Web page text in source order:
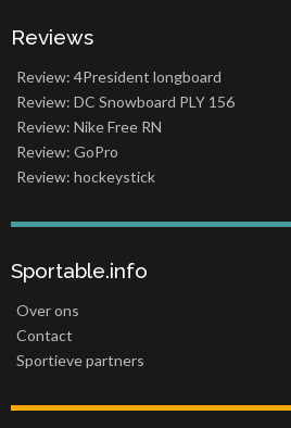
Reviews
Review: 4President longboard
Review: DC Snowboard PLY 156
Review: Nike Free RN
Review: GoPro
Review: hockeystick
Sportable.info
Over ons
Contact
Sportieve partners